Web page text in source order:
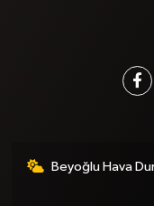
Beyoğlu Hava